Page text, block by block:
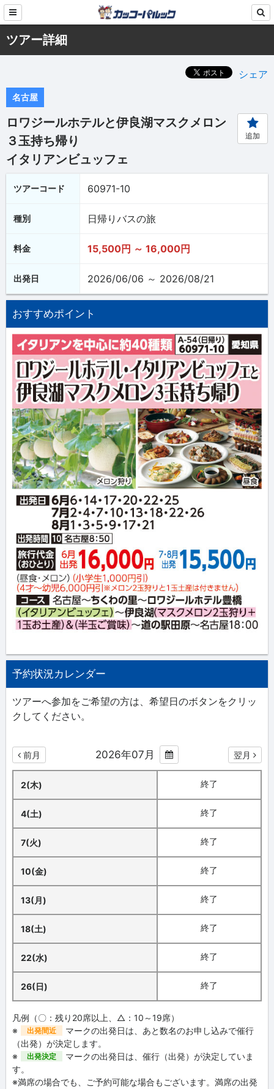
ツアー詳細
シェア
名古屋
ロワジールホテルと伊良湖マスクメロン
３玉持ち帰り
イタリアンビュッフェ
追加
ツアーコード 60971-10
種別 日帰りバスの旅
料金 15,500円 ～ 16,000円
出発日 2026/06/06 ～ 2026/08/21
おすすめポイント
予約状況カレンダー
ツアーへ参加をご希望の方は、希望日のボタンをクリッ
クしてください。
前月 2026年07月 翌月
2(木) 終了
4(土) 終了
7(火) 終了
10(金) 終了
13(月) 終了
18(土) 終了
22(水) 終了
26(日) 終了
凡例（〇：残り20席以上、△：10～19席）
※
出発間近
マークの出発日は、あと数名のお申し込みで催行
（出発）が決定します。
※
出発決定
マークの出発日は、催行（出発）が決定していま
す。
※満席の場合でも、ご予約可能な場合もございます。満席の出発